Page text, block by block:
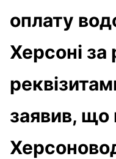
оплату
Херсоні за
заявив, що